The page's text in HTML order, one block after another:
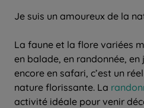
Je suis un amoureux de la
La faune et la flore variées
en balade, en randonnée, en
encore en safari, c’est un
nature florissante. La
activité idéale pour venir